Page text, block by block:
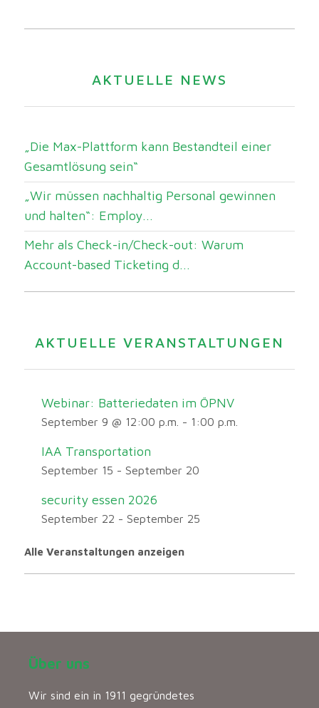
AKTUELLE NEWS
„Die Max-Plattform kann Bestandteil einer
Gesamtlösung sein“
„Wir müssen nachhaltig Personal gewinnen
und halten“: Employ...
Mehr als Check-in/Check-out: Warum
Account-based Ticketing d...
AKTUELLE VERANSTALTUNGEN
Webinar: Batteriedaten im ÖPNV
September 9 @ 12:00 p.m. - 1:00 p.m.
IAA Transportation
September 15 - September 20
security essen 2026
September 22 - September 25
Alle Veranstaltungen anzeigen
Über uns
Wir sind ein in 1911 gegründetes